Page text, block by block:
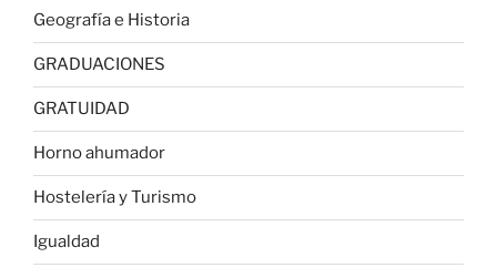
Geografía e Historia
GRADUACIONES
GRATUIDAD
Horno ahumador
Hostelería y Turismo
Igualdad